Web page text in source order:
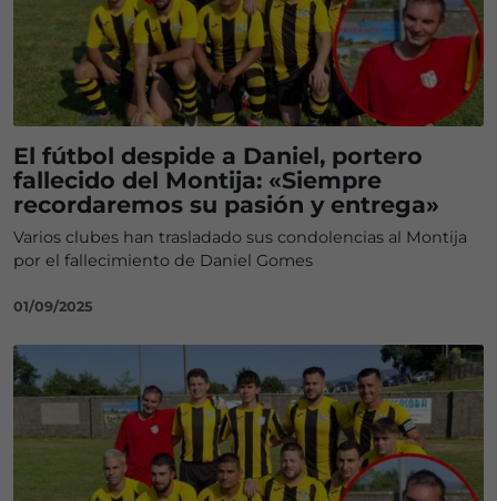
El fútbol despide a Daniel, portero
fallecido del Montija: «Siempre
recordaremos su pasión y entrega»
Varios clubes han trasladado sus condolencias al Montija
por el fallecimiento de Daniel Gomes
01/09/2025